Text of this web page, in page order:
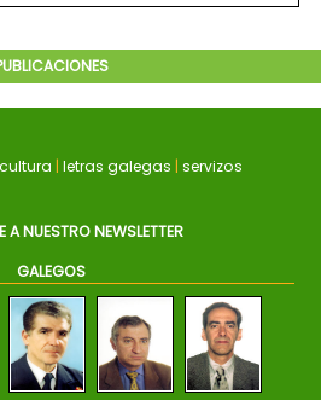
cultura | letras galegas | servizos
A NUESTRO NEWSLETTER
GALEGOS